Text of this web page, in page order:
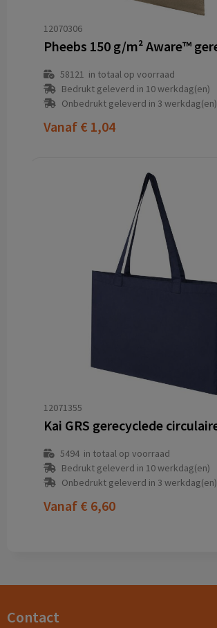
12070306
58121 in totaal op voorraad
Bedrukt geleverd in 10 werkdag(en)
Onbedrukt geleverd in 3 werkdag(en)
Vanaf € 1,04
12071355
5494in totaal op voorraad
Bedrukt geleverd in 10 werkdag(en)
Onbedrukt geleverd in 3 werkdag(en)
Vanaf € 6,60
Contact